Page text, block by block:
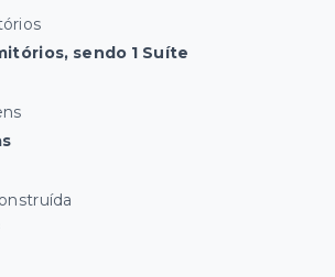
sendo 1 Suíte